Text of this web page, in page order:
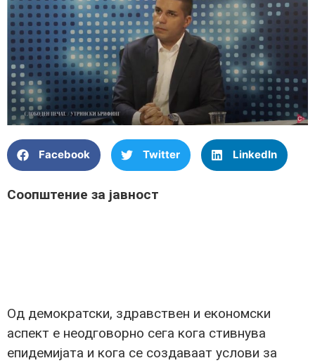
Facebook Twitter LinkedIn
Соопштение за јавност
Од демократски, здравствен и економски
аспект е неодговорно сега кога стивнува
епидемијата и кога се создаваат услови за